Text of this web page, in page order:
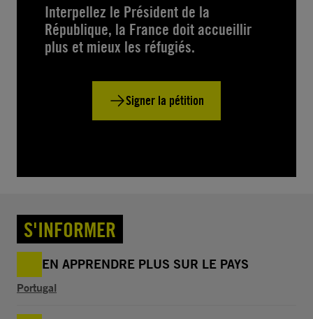
Interpellez le Président de la
République, la France doit accueillir
plus et mieux les réfugiés.
Signer la pétition
S'INFORMER
EN APPRENDRE PLUS SUR LE PAYS
Portugal